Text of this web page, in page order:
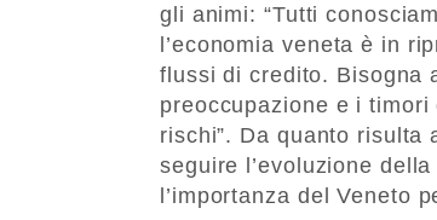
gli animi: “Tutti
l’economia veneta è in
flussi di credito. Bisogna
preoccupazione e i
rischi”. Da quanto risulta
seguire l’evoluzione
l’importanza del Veneto